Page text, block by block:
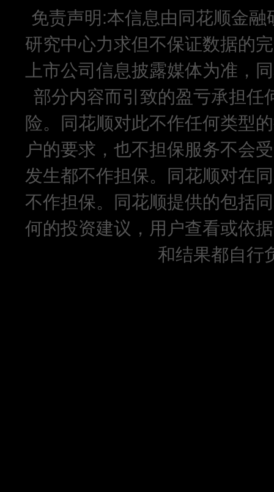
免责声明:本信息由同花顺金
研究中心力求但不保证数据的
上市公司信息披露媒体为准，
部分内容而引致的盈亏承担任
险。同花顺对此不作任何类型
户的要求，也不担保服务不会
发生都不作担保。同花顺对在
不作担保。同花顺提供的包括
何的投资建议，用户查看或依
和结果都自行